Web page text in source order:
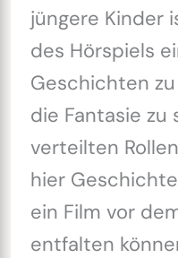
jüngere Kinder
des Hörspiels
Geschichten
die Fantasie zu
verteilten
hier
ein Film vor
entfalten